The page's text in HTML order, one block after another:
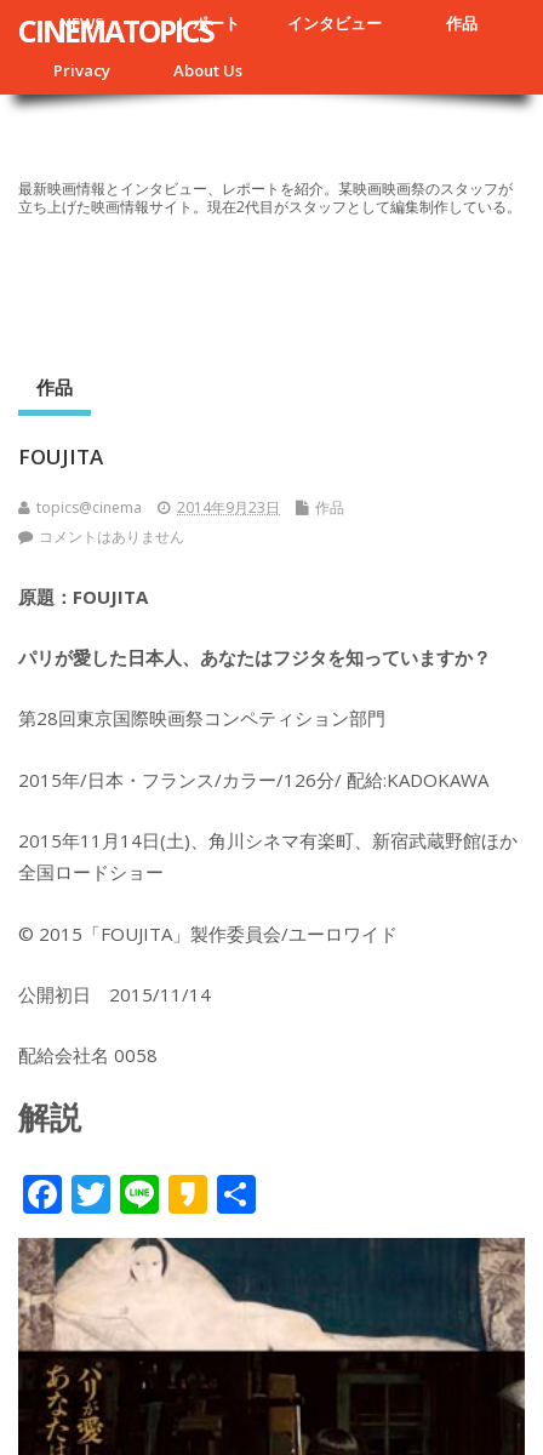
NEWS レポート インタビュー 作品
Privacy About Us
CINEMATOPICS
最新映画情報とインタビュー、レポートを紹介。某映画映画祭のスタッフが
立ち上げた映画情報サイト。現在2代目がスタッフとして編集制作している。
作品
FOUJITA
topics@cinema 2014年9月23日
作品
コメントはありません
原題：FOUJITA
パリが愛した日本人、あなたはフジタを知っていますか？
第28回東京国際映画祭コンペティション部門
2015年/日本・フランス/カラー/126分/ 配給:KADOKAWA
2015年11月14日(土)、角川シネマ有楽町、新宿武蔵野館ほか
全国ロードショー
© 2015「FOUJITA」製作委員会/ユーロワイド
公開初日 2015/11/14
配給会社名 0058
解説
F
ac
e
b
o
o
k
T
w
itt
er
Li
n
e
K
a
k
a
o
有